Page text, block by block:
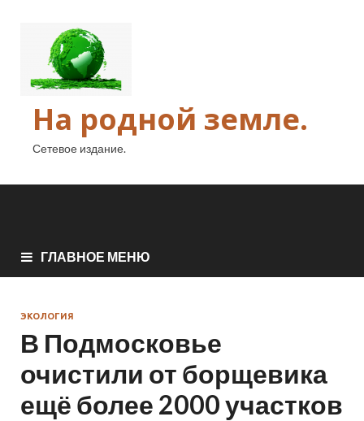
На родной земле.
Сетевое издание.
ГЛАВНОЕ МЕНЮ
ЭКОЛОГИЯ
В Подмосковье
очистили от борщевика
ещё более 2000 участков